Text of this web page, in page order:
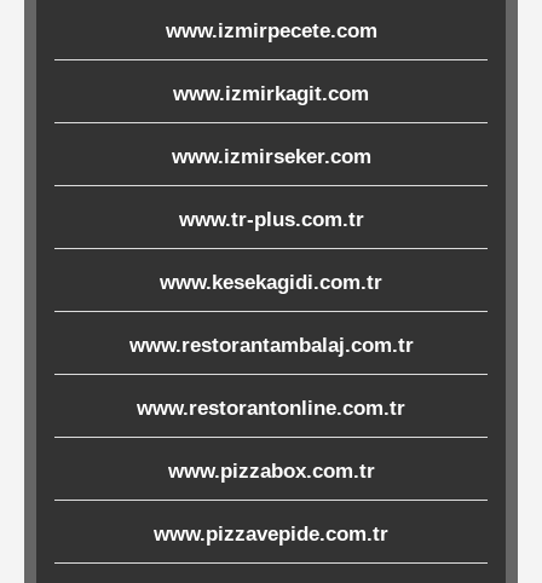
Porselen-
Seramik
Cam
Buklet
Ürünler
Poşetler
Torbaları
Tepsi
Altlıkları
www.izmirpecete.com
www.izmirkagit.com
www.izmirseker.com
www.tr-plus.com.tr
www.kesekagidi.com.tr
www.restorantambalaj.com.tr
www.restorantonline.com.tr
www.pizzabox.com.tr
www.pizzavepide.com.tr